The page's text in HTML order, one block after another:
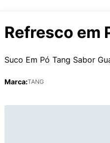
Refresco em
Suco Em Pó Tang Sabor
Marca:TANG